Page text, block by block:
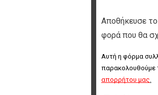
Αποθήκευσε
φορά που θα
Αυτή η φόρμα
παρακολουθούμε
απορρήτου μας.